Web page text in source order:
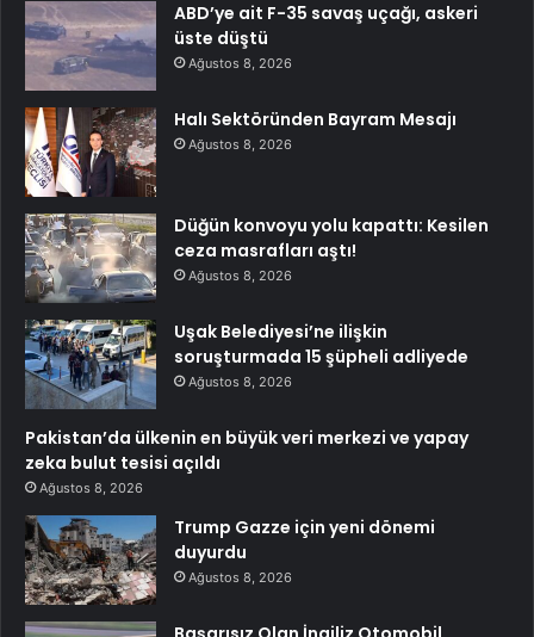
ABD’ye ait F-35 savaş uçağı, askeri
üste düştü
Ağustos 8, 2026
Halı Sektöründen Bayram Mesajı
Ağustos 8, 2026
Düğün konvoyu yolu kapattı: Kesilen
ceza masrafları aştı!
Ağustos 8, 2026
Uşak Belediyesi’ne ilişkin
soruşturmada 15 şüpheli adliyede
Ağustos 8, 2026
Pakistan’da ülkenin en büyük veri merkezi ve yapay
zeka bulut tesisi açıldı
Ağustos 8, 2026
Trump Gazze için yeni dönemi
duyurdu
Ağustos 8, 2026